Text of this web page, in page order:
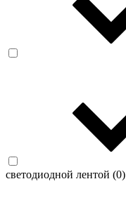
светодиодной лентой (0)